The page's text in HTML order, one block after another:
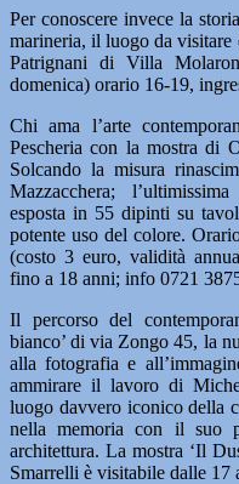
Per conoscere invece la
marineria, il luogo da
Patrignani di Villa
domenica) orario 16-19,
Chi ama l’arte
Pescheria con la mostra di
Solcando la misura
Mazzacchera;
esposta in 55 dipinti su
potente uso del colore.
(costo 3 euro, validità
fino a 18 anni; info 0721
Il percorso del
bianco’ di via Zongo 45, la
alla fotografia e
ammirare il lavoro di
luogo davvero iconico della
nella memoria con il suo
architettura. La mostra ‘Il
Smarrelli è visitabile dalle 17